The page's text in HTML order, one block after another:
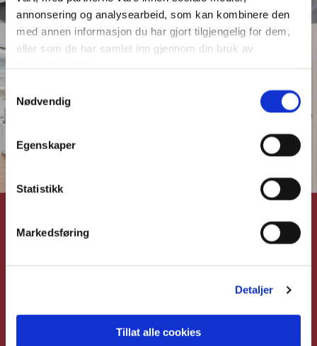
annonsering og analysearbeid, som kan kombinere den
med annen informasjon du har gjort tilgjengelig for dem,
eller som de har samlet inn gjennom din bruk av
Samtykkevalg
Nødvendig
Egenskaper
Statistikk
Markedsføring
Detaljer
Tillat alle cookies
Lønn og fakturering
 Fakturering